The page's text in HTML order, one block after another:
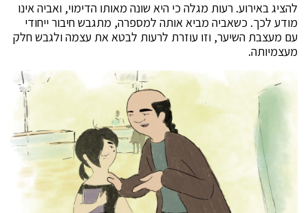
להציג באירוע. רעות מגלה כי היא שונה מאותו הדימוי, ואביה אינו
מודע לכך. כשאביה מביא אותה למספרה, מתגבש חיבור ייחודי
עם מעצבת השיער, וזו עוזרת לרעות לבטא את עצמה ולגבש חלק
מעצמיותה.